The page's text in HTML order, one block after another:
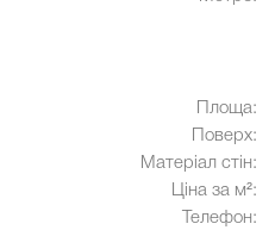
Площа:
Поверх:
Матеріал стін:
Ціна за м²:
Телефон: